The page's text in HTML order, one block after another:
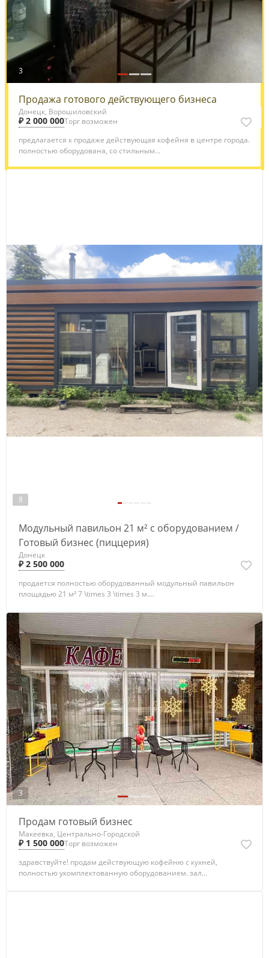
3
Продажа готового действующего бизнеса
Донецк, Ворошиловский
₽ 2 000 000Торг возможен
предлагается к продаже действующая кофейня в центре города.
полностью оборудована, со стильным...
8
Модульный павильон 21 м² с оборудованием /
Готовый бизнес (пиццерия)
Донецк
₽ 2 500 000
продается полностью оборудованный модульный павильон
площадью 21 м² 7 \times 3 \times 3 м....
3
Продам готовый бизнес
Макеевка, Центрально-Городской
₽ 1 500 000Торг возможен
здравствуйте! продам действующую кофейню с кухней,
полностью укомплектованную оборудованием. зал...